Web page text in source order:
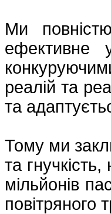
Ми
ефективне
реалій та
та
Тому ми
та
мільйонів
повітряного